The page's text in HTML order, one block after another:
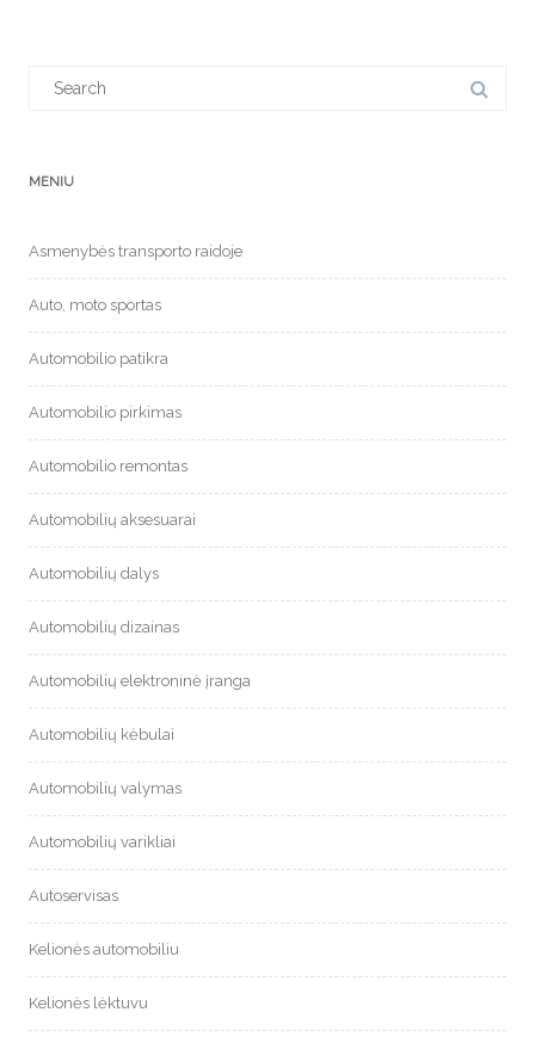
MENIU
Asmenybės transporto raidoje
Auto, moto sportas
Automobilio patikra
Automobilio pirkimas
Automobilio remontas
Automobilių aksesuarai
Automobilių dalys
Automobilių dizainas
Automobilių elektroninė įranga
Automobilių kėbulai
Automobilių valymas
Automobilių varikliai
Autoservisas
Kelionės automobiliu
Kelionės lėktuvu